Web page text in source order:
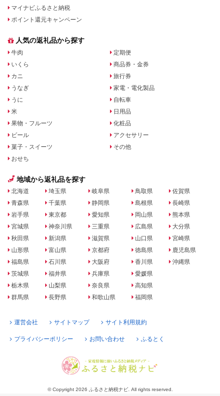
マイナビふるさと納税
ポイント還元キャンペーン
人気の返礼品から探す
牛肉
いくら
カニ
うなぎ
うに
米
果物・フルーツ
ビール
菓子・スイーツ
おせち
定期便
商品券・金券
旅行券
家電・電化製品
自転車
日用品
化粧品
アクセサリー
その他
地域から返礼品を探す
北海道
青森県
岩手県
宮城県
秋田県
山形県
福島県
茨城県
栃木県
群馬県
埼玉県
千葉県
東京都
神奈川県
新潟県
富山県
石川県
福井県
山梨県
長野県
岐阜県
静岡県
愛知県
三重県
滋賀県
京都府
大阪府
兵庫県
奈良県
和歌山県
鳥取県
島根県
岡山県
広島県
山口県
徳島県
香川県
愛媛県
高知県
福岡県
佐賀県
長崎県
熊本県
大分県
宮崎県
鹿児島県
沖縄県
運営会社 サイトマップ サイト利用規約
プライバシーポリシー お問い合わせ ふるとく
© Copyright 2026 ふるさと納税ナビ. All rights reserved.